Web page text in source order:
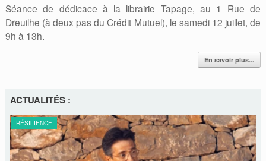
Séance de dédicace à la librairie Tapage, au 1 Rue de
Dreuilhe (à deux pas du Crédit Mutuel), le samedi 12 juillet, de
9h à 13h.
En savoir plus...
ACTUALITÉS :
RÉSILIENCE